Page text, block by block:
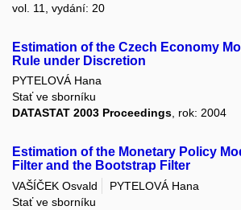
vol. 11, vydání: 20
Estimation of the Czech Economy
Rule under Discretion
PYTELOVÁ Hana
Stať ve sborníku
DATASTAT 2003 Proceedings, rok: 2004
Estimation of the Monetary Policy
Filter and the Bootstrap Filter
VAŠÍČEK Osvald
PYTELOVÁ Hana
Stať ve sborníku